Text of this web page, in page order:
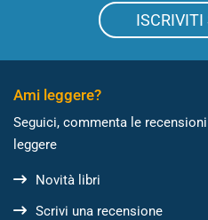
ISCRIVITI
Ami leggere?
Seguici, commenta le
leggere
Novità libri
Scrivi una recensione